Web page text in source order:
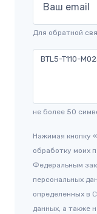
Ваш email
Для обратной
не более 50
Нажимая кнопку
обработку моих
Федеральным
персональных
определенных в
данных, а также